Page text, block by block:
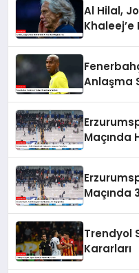
Al Hilal,
Anlaşma
Maçında
Maçında
Trendyol
Kararları